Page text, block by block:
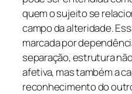
quem o sujeito se
campo da alteridade.
marcada por
separação, estrutura
afetiva, mas também a
reconhecimento do